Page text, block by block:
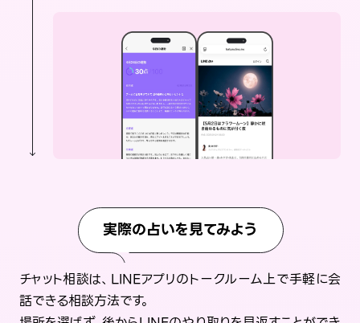
実際の占いを見てみよう
チャット相談は、LINEアプリのトークルーム上で手軽に会
話できる相談方法です。